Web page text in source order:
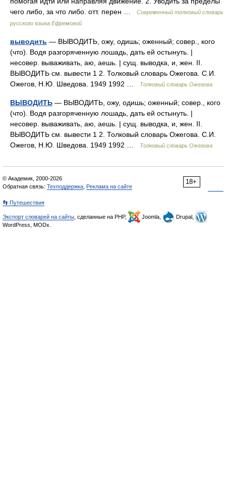
чего либо, за что либо. отт. перен …
Современный толковый словарь
русского языка Ефремовой
выводить — ВЫВОДИТЬ, ожу, одишь; оженный; совер., кого
(что). Водя разгоряченную лошадь, дать ей остынуть. |
несовер. вываживать, аю, аешь. | сущ. выводка, и, жен. II.
ВЫВОДИТЬ см. вывести 1 2. Толковый словарь Ожегова. С.И.
Ожегов, Н.Ю. Шведова. 1949 1992 …
Толковый словарь Ожегова
ВЫВОДИТЬ — ВЫВОДИТЬ, ожу, одишь; оженный; совер., кого
(что). Водя разгоряченную лошадь, дать ей остынуть. |
несовер. вываживать, аю, аешь. | сущ. выводка, и, жен. II.
ВЫВОДИТЬ см. вывести 1 2. Толковый словарь Ожегова. С.И.
Ожегов, Н.Ю. Шведова. 1949 1992 …
Толковый словарь Ожегова
18+
© Академик, 2000-2026
Обратная связь: Техподдержка Реклама на сайте
👣 Путешествия
Экспорт словарей на сайты , сделанные на PHP, Joomla,
Drupal,
WordPress, MODx.